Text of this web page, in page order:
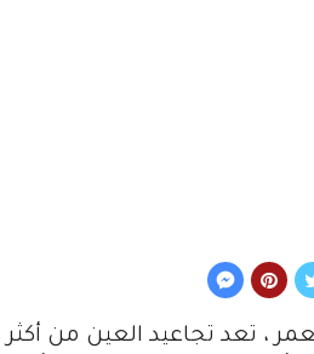
، تعد تجاعيد العين من